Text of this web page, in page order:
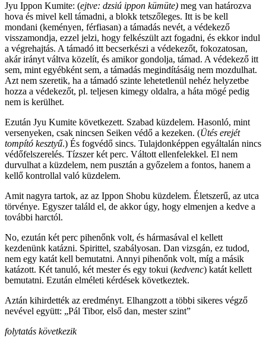
Jyu Ippon Kumite: (ejtve: dzsiú ippon kümüte) meg van határozva
hova és mivel kell támadni, a blokk tetszőleges. Itt is be kell
mondani (keményen, férfiasan) a támadás nevét, a védekező
visszamondja, ezzel jelzi, hogy felkészült azt fogadni, és ekkor indul
a végrehajtás. A támadó itt becserkészi a védekezőt, fokozatosan,
akár irányt váltva közelít, és amikor gondolja, támad. A védekező itt
sem, mint egyébként sem, a támadás megindításáig nem mozdulhat.
Azt nem szeretik, ha a támadó szinte lehetetlenül nehéz helyzetbe
hozza a védekezőt, pl. teljesen kimegy oldalra, a háta mögé pedig
nem is kerülhet.
Ezután Jyu Kumite következett. Szabad küzdelem. Hasonló, mint
versenyeken, csak nincsen Seiken védő a kezeken. (Ütés erejét
tompító kesztyű.) És fogvédő sincs. Tulajdonképpen egyáltalán nincs
védőfelszerelés. Tízszer két perc. Váltott ellenfelekkel. El nem
durvulhat a küzdelem, nem pusztán a győzelem a fontos, hanem a
kellő kontrollal való küzdelem.
Amit nagyra tartok, az az Ippon Shobu küzdelem. Életszerű, az utca
törvénye. Egyszer találd el, de akkor úgy, hogy elmenjen a kedve a
további harctól.
No, ezután két perc pihenőnk volt, és hármasával el kellett
kezdenünk katázni. Spirittel, szabályosan. Dan vizsgán, ez tudod,
nem egy katát kell bemutatni. Annyi pihenőnk volt, míg a másik
katázott. Két tanuló, két mester és egy tokui (kedvenc) katát kellett
bemutatni. Ezután elméleti kérdések következtek.
Aztán kihirdették az eredményt. Elhangzott a többi sikeres végző
nevével együtt: „Pál Tibor, első dan, mester szint”
folytatás következik